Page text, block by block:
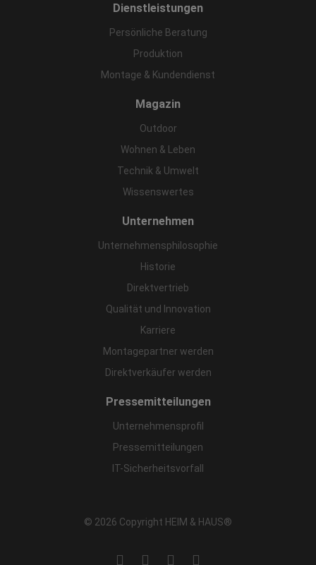
Dienstleistungen
Persönliche Beratung
Produktion
Montage & Kundendienst
Magazin
Outdoor
Wohnen & Leben
Technik & Umwelt
Wissenswertes
Unternehmen
Unternehmensphilosophie
Historie
Direktvertrieb
Qualität und Innovation
Karriere
Montagepartner werden
Direktverkäufer werden
Pressemitteilungen
Unternehmensprofil
Pressemitteilungen
IT-Sicherheitsvorfall
© 2026 Copyright HEIM & HAUS®